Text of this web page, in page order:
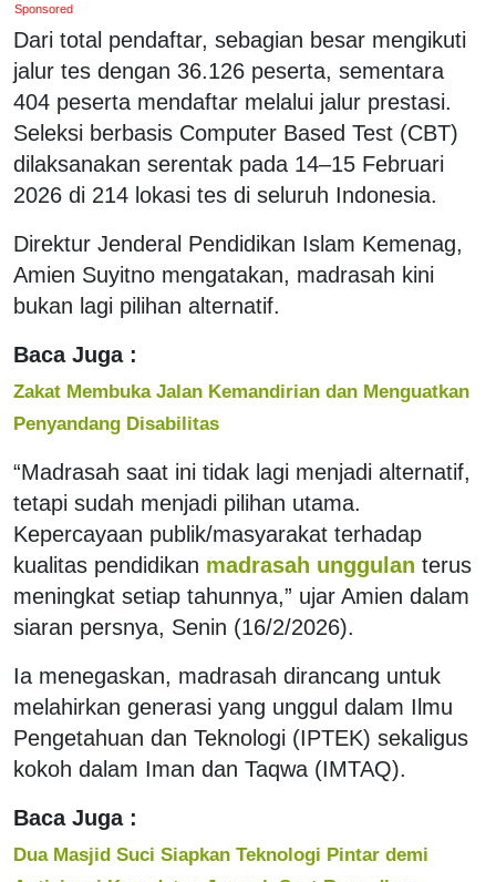
Sponsored
Dari total pendaftar, sebagian besar mengikuti
jalur tes dengan 36.126 peserta, sementara
404 peserta mendaftar melalui jalur prestasi.
Seleksi berbasis Computer Based Test (CBT)
dilaksanakan serentak pada 14–15 Februari
2026 di 214 lokasi tes di seluruh Indonesia.
Direktur Jenderal Pendidikan Islam Kemenag,
Amien Suyitno mengatakan, madrasah kini
bukan lagi pilihan alternatif.
Baca Juga :
Zakat Membuka Jalan Kemandirian dan Menguatkan
Penyandang Disabilitas
“Madrasah saat ini tidak lagi menjadi alternatif,
tetapi sudah menjadi pilihan utama.
Kepercayaan publik/masyarakat terhadap
kualitas pendidikan madrasah unggulan terus
meningkat setiap tahunnya,” ujar Amien dalam
siaran persnya, Senin (16/2/2026).
Ia menegaskan, madrasah dirancang untuk
melahirkan generasi yang unggul dalam Ilmu
Pengetahuan dan Teknologi (IPTEK) sekaligus
kokoh dalam Iman dan Taqwa (IMTAQ).
Baca Juga :
Dua Masjid Suci Siapkan Teknologi Pintar demi